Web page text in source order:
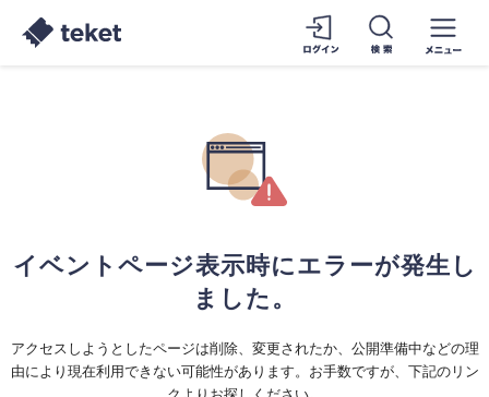
イベントページ表示時にエラーが発生し
ました。
アクセスしようとしたページは削除、変更されたか、公開準備中などの理
由により現在利用できない可能性があります。お手数ですが、下記のリン